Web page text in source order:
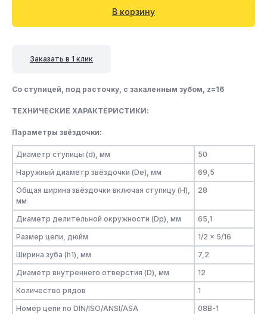
В корзину
Заказать в 1 клик
Со ступицей, под расточку, c закаленным зубом, z=16
ТЕХНИЧЕСКИЕ ХАРАКТЕРИСТИКИ:
Параметры звёздочки:
Диаметр ступицы (d), мм
50
Наружный диаметр звёздочки (De), мм
69,5
Общая ширина звёздочки включая ступицу (H),
мм
28
Диаметр делительной окружности (Dp), мм
65,1
Размер цепи, дюйм
1/2 x 5/16
Ширина зуба (h1), мм
7,2
Диаметр внутреннего отверстия (D), мм
12
Количество рядов
1
Номер цепи по DIN/ISO/ANSI/ASA
08B-1